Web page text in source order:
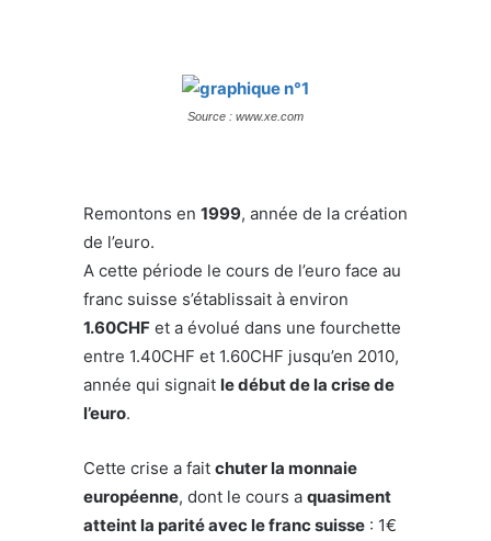
Source : www.xe.com
Remontons en 1999, année de la création
de l’euro.
A cette période le cours de l’euro face au
franc suisse s’établissait à environ
1.60CHF et a évolué dans une fourchette
entre 1.40CHF et 1.60CHF jusqu’en 2010,
année qui signait le début de la crise de
l’euro.
Cette crise a fait chuter la monnaie
européenne, dont le cours a quasiment
atteint la parité avec le franc suisse : 1€